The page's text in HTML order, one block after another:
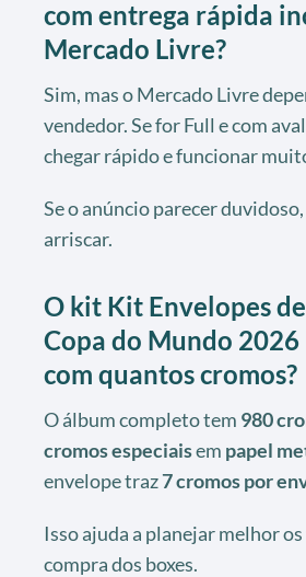
com entrega rápida
Mercado Livre?
Sim, mas o Mercado Livre
vendedor. Se for Full e com
chegar rápido e funcionar
Se o anúncio parecer
arriscar.
O kit Kit Envelopes
Copa do Mundo 2026
com quantos cromos?
O álbum completo tem 980
cromos especiaisem papel
envelope traz7 cromos por
Isso ajuda a planejar melhor os
compra dos boxes.